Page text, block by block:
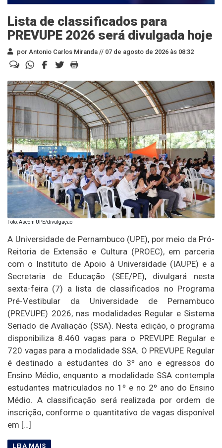
Lista de classificados para
PREVUPE 2026 será divulgada hoje
por Antonio Carlos Miranda // 07 de agosto de 2026 às 08:32
Foto: Ascom UPE/divulgação
A Universidade de Pernambuco (UPE), por meio da Pró-
Reitoria de Extensão e Cultura (PROEC), em parceria
com o Instituto de Apoio à Universidade (IAUPE) e a
Secretaria de Educação (SEE/PE), divulgará nesta
sexta-feira (7) a lista de classificados no Programa
Pré-Vestibular da Universidade de Pernambuco
(PREVUPE) 2026, nas modalidades Regular e Sistema
Seriado de Avaliação (SSA). Nesta edição, o programa
disponibiliza 8.460 vagas para o PREVUPE Regular e
720 vagas para a modalidade SSA. O PREVUPE Regular
é destinado a estudantes do 3º ano e egressos do
Ensino Médio, enquanto a modalidade SSA contempla
estudantes matriculados no 1º e no 2º ano do Ensino
Médio. A classificação será realizada por ordem de
inscrição, conforme o quantitativo de vagas disponível
em […]